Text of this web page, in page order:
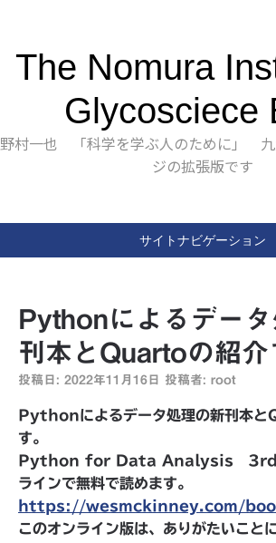
The Nomura
Glycosciece
野村一也 「科学を学ぶ人のために」 九
ジの拡張版です
サイトナビゲーション
Pythonによるデー
刊本とQuartoの紹介
投稿日: 2022年11月16日 投稿者: root
Pythonによるデータ処理の新刊本
す。
Python for Data Analysis 3rd
ラインで無料で読めます。
https://wesmckinney.com/
このオンライン版は、ありがたいこと